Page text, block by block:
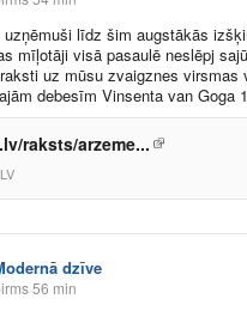
uzņēmuši līdz šim augstākās
mīļotāji visā pasaulē neslēpj
uz mūsu zvaigznes
debesīm Vinsenta van Goga
raksts/arzeme...
dzīve
56 min